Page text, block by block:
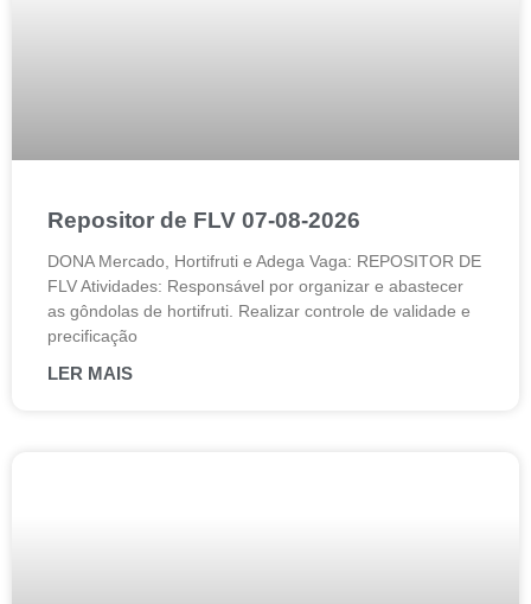
Repositor de FLV 07-08-2026
DONA Mercado, Hortifruti e Adega Vaga: REPOSITOR DE
FLV Atividades: Responsável por organizar e abastecer
as gôndolas de hortifruti. Realizar controle de validade e
precificação
LER MAIS